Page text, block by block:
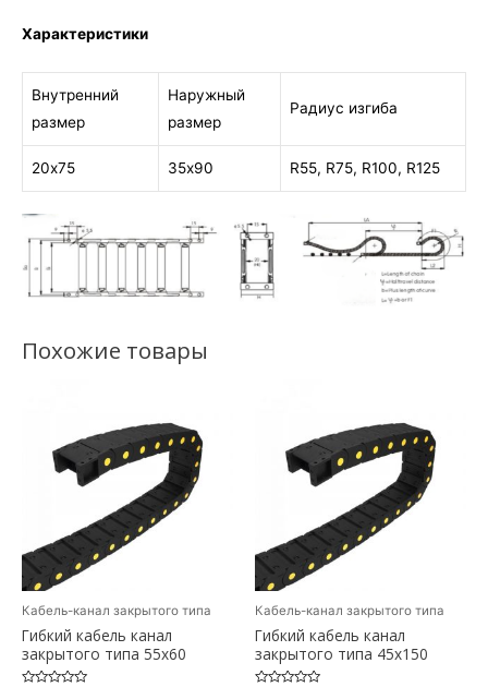
Характеристики
Внутренний
размер
Наружный
размер
Радиус изгиба
20х75 35х90 R55, R75, R100, R125
Похожие товары
Кабель-канал закрытого типа
Гибкий кабель канал
закрытого типа 55х60
Кабель-канал закрытого типа
Гибкий кабель канал
закрытого типа 45х150